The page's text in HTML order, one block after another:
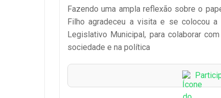
Fazendo uma ampla reflexão sobre o
Filho agradeceu a visita e se colocou
Legislativo Municipal, para colaborar
sociedade e na política